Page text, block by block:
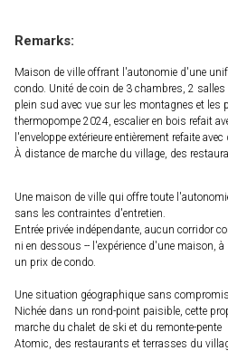
Remarks:
Maison de ville offrant l'autonomie d'une
condo. Unité de coin de 3 chambres, 2
plein sud avec vue sur les montagnes et les
thermopompe 2024, escalier en bois refait
l'enveloppe extérieure entièrement refaite
À distance de marche du village, des
Une maison de ville qui offre toute
sans les contraintes d'entretien.
Entrée privée indépendante, aucun corridor
ni en dessous -- l'expérience d'une maison, à
un prix de condo.
Une situation géographique sans compromis
Nichée dans un rond-point paisible, cette
marche du chalet de ski et du remonte-pente
Atomic, des restaurants et terrasses du